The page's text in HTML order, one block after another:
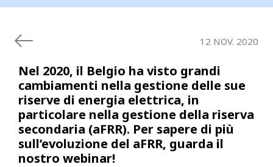
12 NOV. 2020
Nel 2020, il Belgio ha visto grandi
cambiamenti nella gestione delle sue
riserve di energia elettrica, in
particolare nella gestione della riserva
secondaria (aFRR). Per sapere di più
sull’evoluzione del aFRR, guarda il
nostro webinar!